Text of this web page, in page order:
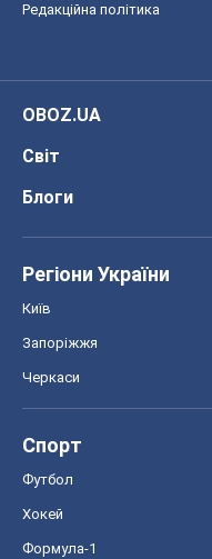
Редакційна політика
OBOZ.UA
Світ
Блоги
Регіони України
Київ
Запоріжжя
Черкаси
Спорт
Футбол
Хокей
Формула-1